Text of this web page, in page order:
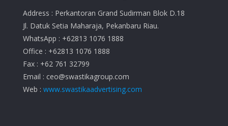
Address : Perkantoran Grand Sudirman Blok D.18
Jl. Datuk Setia Maharaja, Pekanbaru Riau.
WhatsApp : +62813 1076 1888
Office : +62813 1076 1888
Fax : +62 761 32799
Email : ceo@swastikagroup.com
Web : www.swastikaadvertising.com